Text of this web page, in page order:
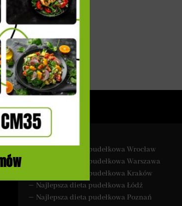
byEstatik
– Najlepsza dieta pudełkowa Wrocław
Najlepsza dieta pudełkowa Warszawa
Najlepsza dieta pudełkowa Kraków
– Najlepsza dieta pudełkowa Łódź
– Najlepsza dieta pudełkowa Poznań